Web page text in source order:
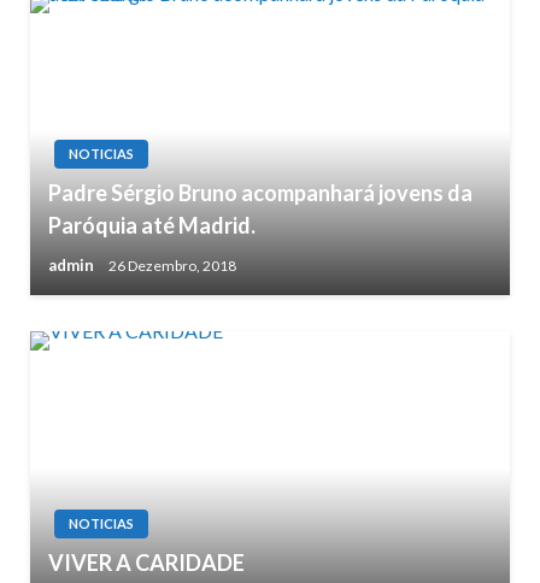
NOTICIAS
Padre Sérgio Bruno acompanhará jovens da
Paróquia até Madrid.
admin 26 Dezembro, 2018
NOTICIAS
VIVER A CARIDADE